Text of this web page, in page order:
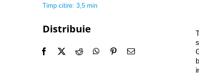
Timp citire: 3,5 min
Distribuie